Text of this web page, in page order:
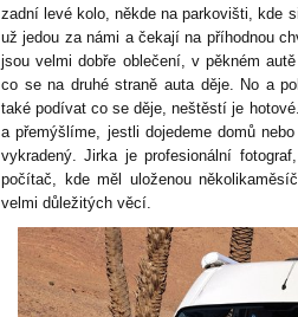
zadní levé kolo, někde na parkovišti, kde
už jedou za námi a čekají na příhodnou
jsou velmi dobře oblečení, v pěkném
co se na druhé straně auta děje. No a
také podívat co se děje, neštěstí je
a přemýšlíme, jestli dojedeme domů
vykradený. Jirka je profesionální
počítač, kde měl uloženou
velmi důležitých věcí.